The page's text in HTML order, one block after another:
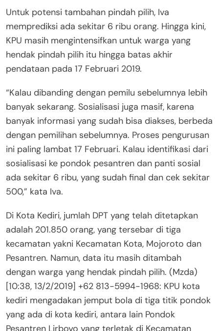
Untuk potensi tambahan pindah pilih, Iva
memprediksi ada sekitar 6 ribu orang. Hingga kini,
KPU masih mengintensifkan untuk warga yang
hendak pindah pilih itu hingga batas akhir
pendataan pada 17 Februari 2019.
“Kalau dibanding dengan pemilu sebelumnya lebih
banyak sekarang. Sosialisasi juga masif, karena
banyak informasi yang sudah bisa diakses, berbeda
dengan pemilihan sebelumnya. Proses pengurusan
ini paling lambat 17 Februari. Kalau identifikasi dari
sosialisasi ke pondok pesantren dan panti sosial
ada sekitar 6 ribu, yang sudah final dan cek sekitar
500,” kata Iva.
Di Kota Kediri, jumlah DPT yang telah ditetapkan
adalah 201.850 orang, yang tersebar di tiga
kecamatan yakni Kecamatan Kota, Mojoroto dan
Pesantren. Namun, data itu masih ditambah
dengan warga yang hendak pindah pilih. (Mzda)
[10:38, 13/2/2019] +62 813-5994-1968: KPU kota
kediri mengadakan jemput bola di tiga titik pondok
yang ada di kota kediri, antara lain Pondok
Pesantren Lirboyo yang terletak di Kecamatan